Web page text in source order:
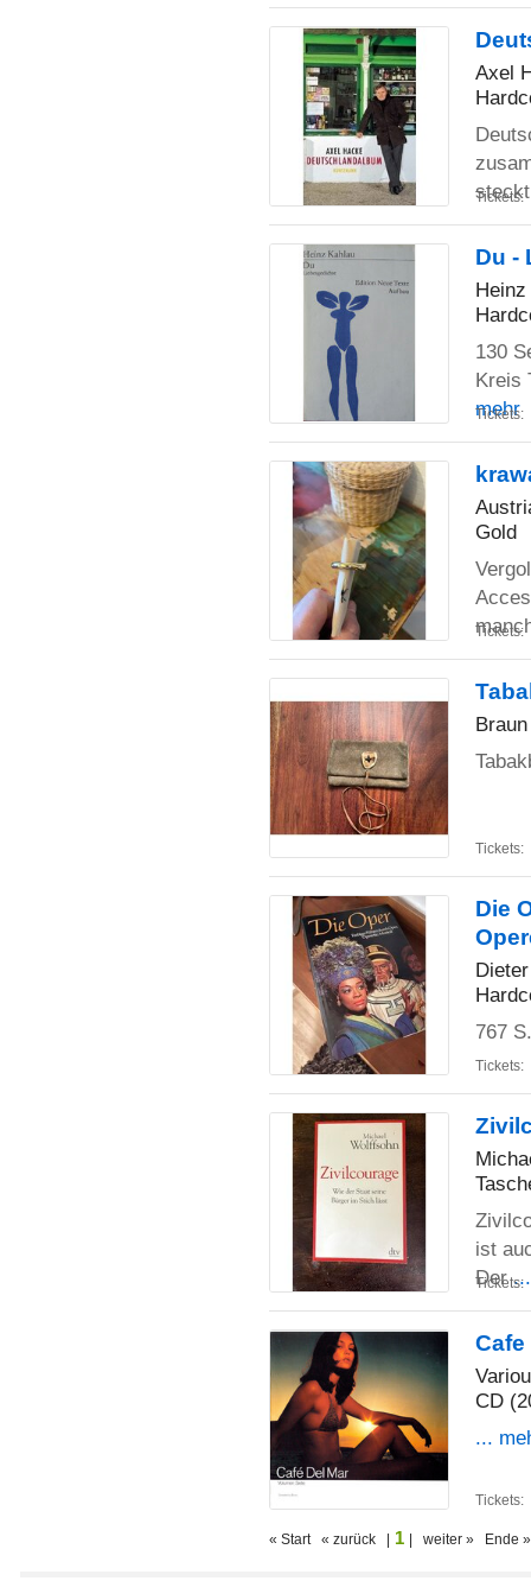
Axel
Tickets:
Du -
130
Kreis
mehr
Tickets:
Gold
Tickets:
Braun
Tickets:
Die
767
Tickets:
ist
Der
Tickets:
Cafe
CD
...
Tickets:
« Start « zurück | 1 | weiter » Ende »